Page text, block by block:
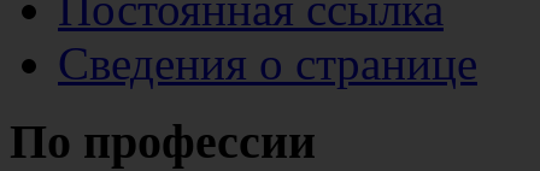
Сведения о странице
По профессии